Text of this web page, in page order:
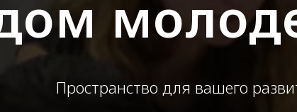
Пространство для вашего